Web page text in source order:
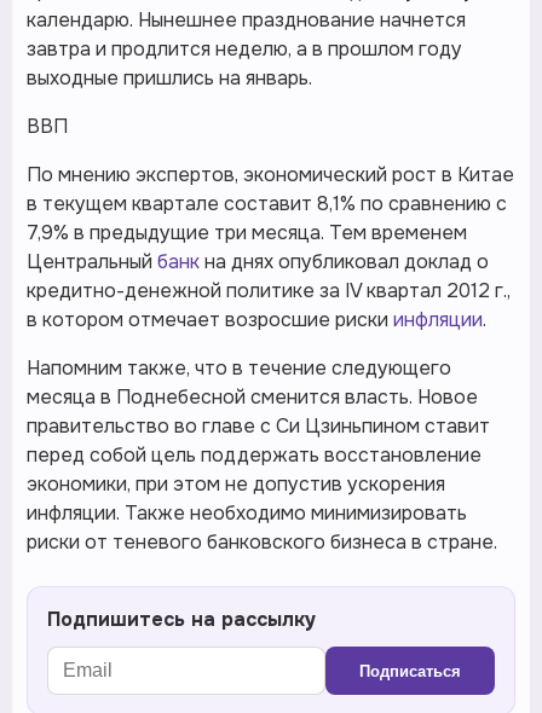
календарю. Нынешнее празднование начнется
завтра и продлится неделю, а в прошлом году
выходные пришлись на январь.
ВВП
По мнению экспертов, экономический рост в Китае
в текущем квартале составит 8,1% по сравнению с
7,9% в предыдущие три месяца. Тем временем
Центральный банкна днях опубликовал доклад о
кредитно-денежной политике за IV квартал 2012 г.,
в котором отмечает возросшие риски инфляции.
Напомним также, что в течение следующего
месяца в Поднебесной сменится власть. Новое
правительство во главе с Си Цзиньпином ставит
перед собой цель поддержать восстановление
экономики, при этом не допустив ускорения
инфляции. Также необходимо минимизировать
риски от теневого банковского бизнеса в стране.
Подпишитесь на рассылку
Подписаться